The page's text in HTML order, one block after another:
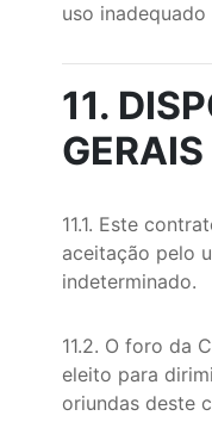
uso inadequado
11.
GERAIS
11.1. Este
aceitação pelo
indeterminado.
11.2. O foro da
eleito para
oriundas deste